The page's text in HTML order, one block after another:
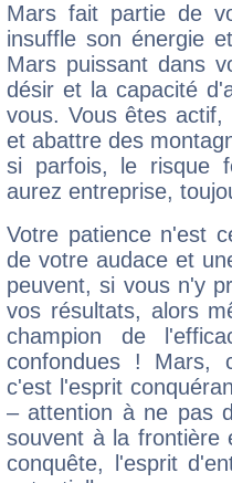
Mars fait partie de
insuffle son énergie
Mars puissant dans
désir et la capacité
vous. Vous êtes
et abattre des
si parfois, le risque
aurez entreprise,
Votre patience n'est
de votre audace et
peuvent, si vous n'y
vos résultats, alors
champion de
confondues ! Mars,
c'est l'esprit
– attention à ne pas
souvent à la frontière
conquête, l'esprit